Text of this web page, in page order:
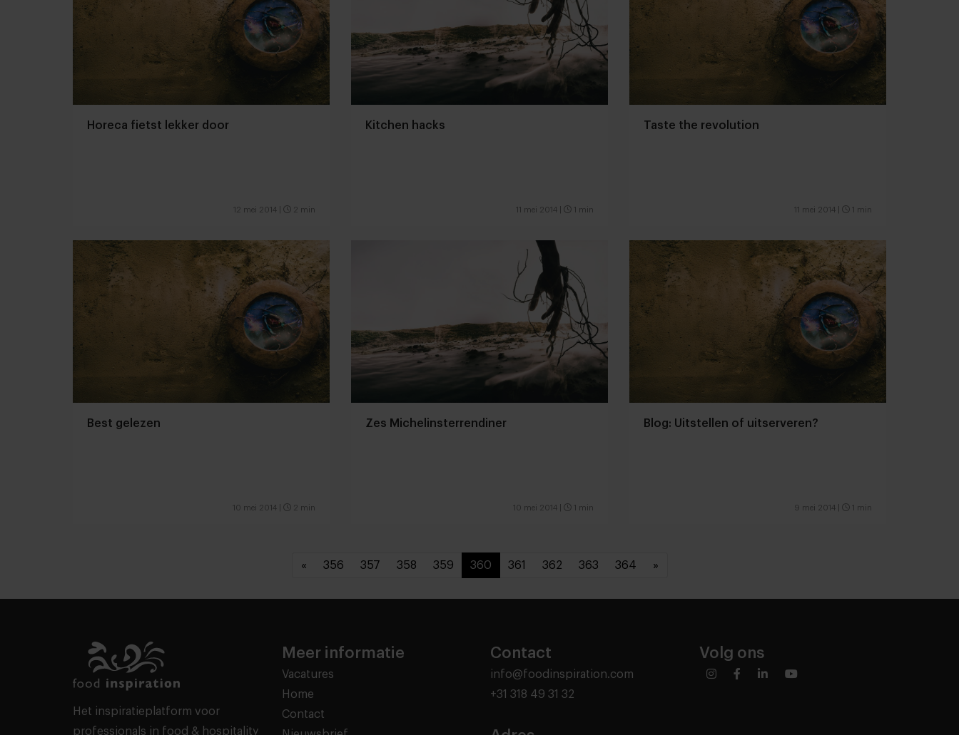
Horeca fietst lekker door
12 mei 2014 2 min
Kitchen hacks
11 mei 2014 1 min
Taste the revolution
11 mei 2014 1 min
Best gelezen
10 mei 2014 2 min
Zes Michelinsterrendiner
10 mei 2014 1 min
Blog: Uitstellen of uitserveren?
9 mei 2014 1 min
« 356 357 358 359 360 361 362 363 364 »
Het inspiratieplatform voor
professionals in food & hospitality
Meer informatie
Vacatures
Home
Contact
Contact
info@foodinspiration.com
+31 318 49 31 32
Volg ons